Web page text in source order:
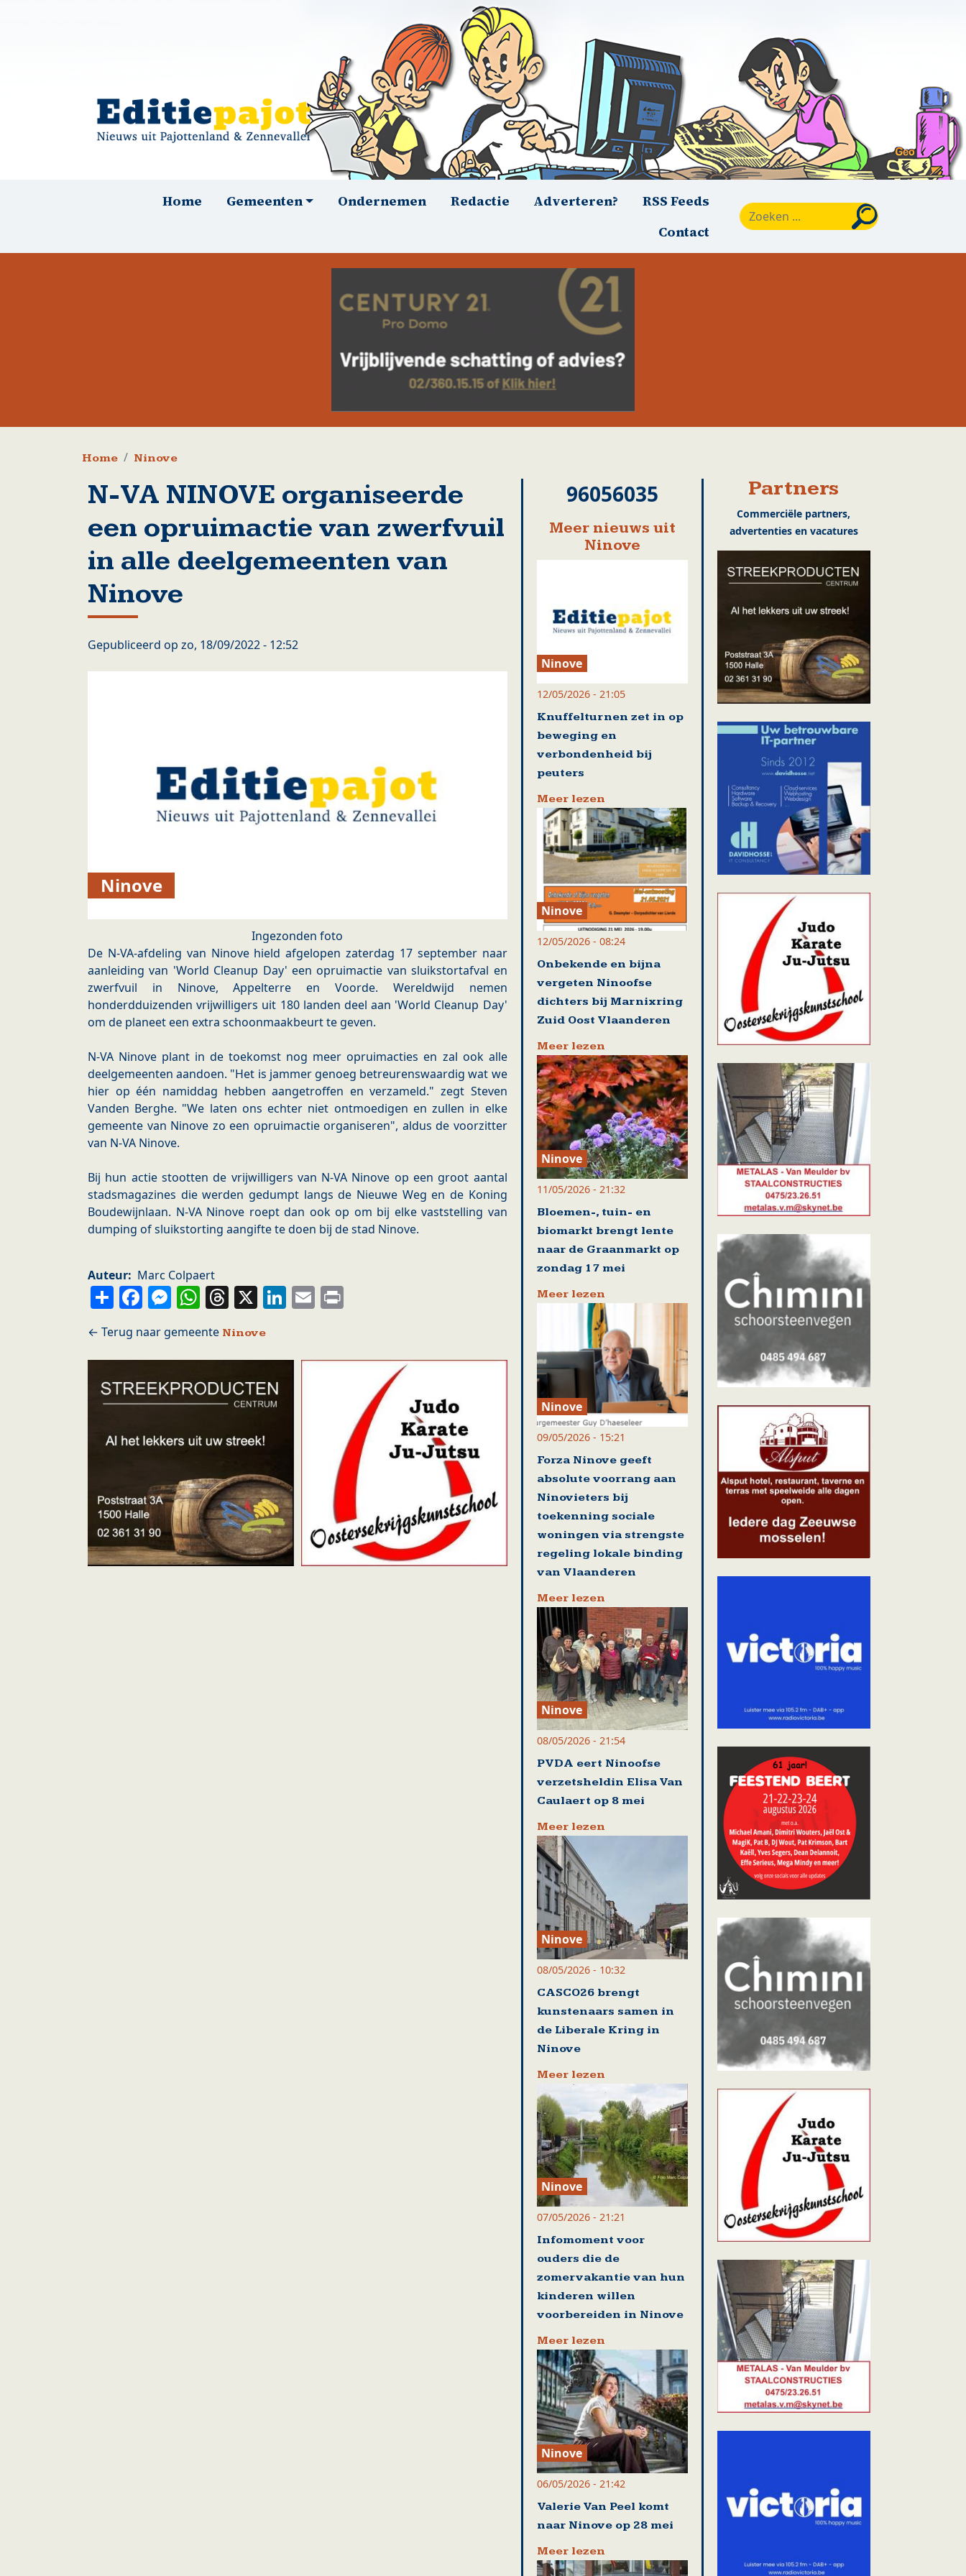
HoofdnavigatieHome Gemeenten Ondernemen Redactie Adverteren?
RSS Feeds
Contact
Kruimelpad
Home Ninove
N-VA NINOVE organiseerde
een opruimactie van zwerfvuil
in alle deelgemeenten van
Ninove
Gepubliceerd op zo, 18/09/2022 - 12:52
Ninove
Ingezonden foto
De N-VA-afdeling van Ninove hield afgelopen zaterdag 17 september naar
aanleiding van 'World Cleanup Day' een opruimactie van sluikstortafval en
zwerfvuil in Ninove, Appelterre en Voorde. Wereldwijd nemen
honderdduizenden vrijwilligers uit 180 landen deel aan 'World Cleanup Day'
om de planeet een extra schoonmaakbeurt te geven.
N-VA Ninove plant in de toekomst nog meer opruimacties en zal ook alle
deelgemeenten aandoen. "Het is jammer genoeg betreurenswaardig wat we
hier op één namiddag hebben aangetroffen en verzameld." zegt Steven
Vanden Berghe. "We laten ons echter niet ontmoedigen en zullen in elke
gemeente van Ninove zo een opruimactie organiseren", aldus de voorzitter
van N-VA Ninove.
Bij hun actie stootten de vrijwilligers van N-VA Ninove op een groot aantal
stadsmagazines die werden gedumpt langs de Nieuwe Weg en de Koning
Boudewijnlaan. N-VA Ninove roept dan ook op om bij elke vaststelling van
dumping of sluikstorting aangifte te doen bij de stad Ninove.
Auteur Marc Colpaert
ShareFacebook
Messenger
WhatsApp
Threads
X LinkedIn
Email
Ninove
96056035
Meer nieuws uit
Ninove
Ninove
12/05/2026 - 21:05
Knuffelturnen zet in op
beweging en
verbondenheid bij
peuters
Meer lezen
Ninove
12/05/2026 - 08:24
Onbekende en bijna
vergeten Ninoofse
dichters bij Marnixring
Zuid Oost Vlaanderen
Meer lezen
Ninove
11/05/2026 - 21:32
Bloemen-, tuin- en
biomarkt brengt lente
naar de Graanmarkt op
zondag 17 mei
Meer lezen
Ninove
09/05/2026 - 15:21
Forza Ninove geeft
absolute voorrang aan
Ninovieters bij
toekenning sociale
woningen via strengste
regeling lokale binding
van Vlaanderen
Meer lezen
Ninove
08/05/2026 - 21:54
PVDA eert Ninoofse
verzetsheldin Elisa Van
Caulaert op 8 mei
Meer lezen
Ninove
08/05/2026 - 10:32
CASCO26 brengt
kunstenaars samen in
de Liberale Kring in
Ninove
Meer lezen
Ninove
07/05/2026 - 21:21
Infomoment voor
ouders die de
zomervakantie van hun
kinderen willen
voorbereiden in Ninove
Meer lezen
Ninove
06/05/2026 - 21:42
Valerie Van Peel komt
naar Ninove op 28 mei
Meer lezen
Partners
Commerciële partners,
advertenties en vacatures